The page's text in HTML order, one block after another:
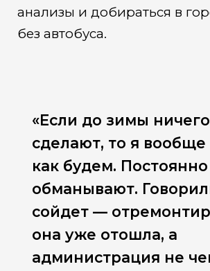
анализы и добираться в
без автобуса.
«Если до зимы
сделают, то я
как будем.
обманывают.
сойдет —
она уже отошла, а
администрация не